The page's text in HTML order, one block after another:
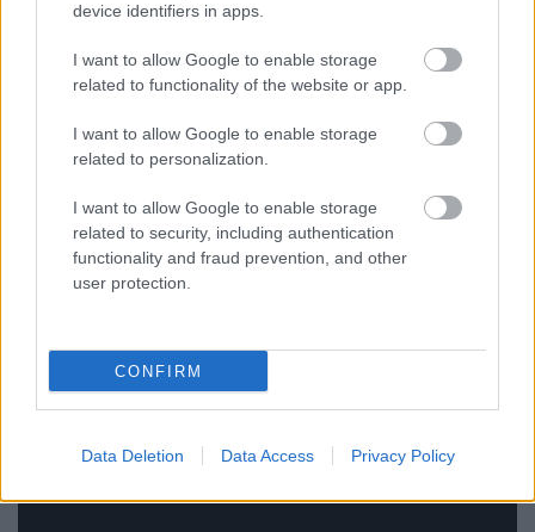
device identifiers in apps.
I want to allow Google to enable storage
related to functionality of the website or app.
I want to allow Google to enable storage
related to personalization.
I want to allow Google to enable storage
related to security, including authentication
functionality and fraud prevention, and other
user protection.
CONFIRM
Data Deletion Data Access Privacy Policy